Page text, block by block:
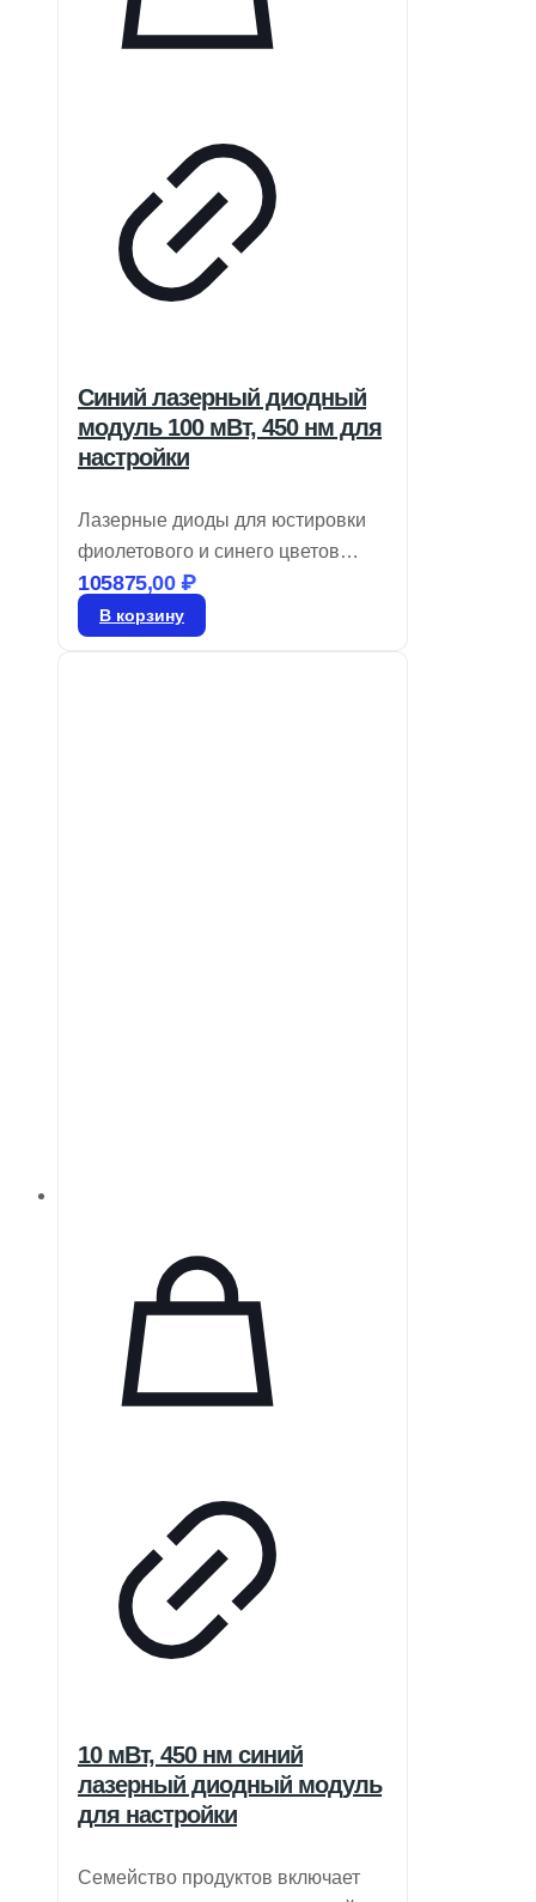
Синий лазерный диодный
модуль 100 мВт, 450 нм для
настройки
Лазерные диоды для юстировки
фиолетового и синего цветов
обеспечивают модуляцию TTL до
10 кГц и имеют круглый профиль
105875,00₽
В корзину
10 мВт, 450 нм синий
лазерный диодный модуль
для настройки
Семейство продуктов включает